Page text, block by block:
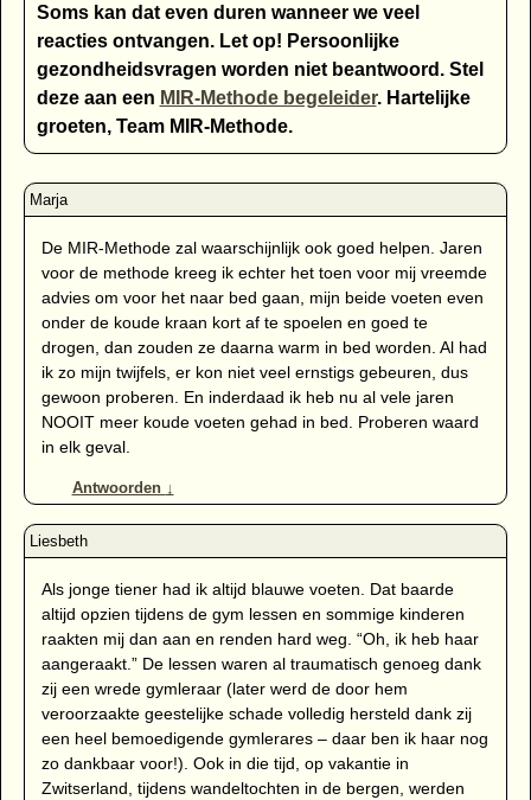
De MIR-Methode zal waarschijnlijk ook goed helpen. Jaren
voor de methode kreeg ik echter het toen voor mij vreemde
advies om voor het naar bed gaan, mijn beide voeten even
onder de koude kraan kort af te spoelen en goed te
drogen, dan zouden ze daarna warm in bed worden. Al had
ik zo mijn twijfels, er kon niet veel ernstigs gebeuren, dus
gewoon proberen. En inderdaad ik heb nu al vele jaren
NOOIT meer koude voeten gehad in bed. Proberen waard
in elk geval.
Antwoorden ↓
Als jonge tiener had ik altijd blauwe voeten. Dat baarde
altijd opzien tijdens de gym lessen en sommige kinderen
raakten mij dan aan en renden hard weg. “Oh, ik heb haar
aangeraakt.” De lessen waren al traumatisch genoeg dank
zij een wrede gymleraar (later werd de door hem
veroorzaakte geestelijke schade volledig hersteld dank zij
een heel bemoedigende gymlerares – daar ben ik haar nog
zo dankbaar voor!). Ook in die tijd, op vakantie in
Zwitserland, tijdens wandeltochten in de bergen, werden
Soms kan dat even duren wanneer we veel
reacties ontvangen. Let op! Persoonlijke
gezondheidsvragen worden niet beantwoord. Stel
deze aan een MIR-Methode begeleider. Hartelijke
groeten, Team MIR-Methode.